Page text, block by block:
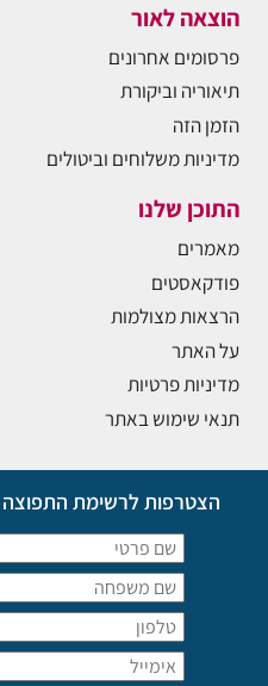
הוצאה לאור
פרסומים אחרונים
תיאוריה וביקורת
הזמן הזה
מדיניות משלוחים וביטולים
התוכן שלנו
מאמרים
פודקאסטים
הרצאות מצולמות
על האתר
מדיניות פרטיות
תנאי שימוש באתר
הצטרפות לרשימת התפוצה